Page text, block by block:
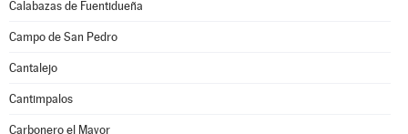
Calabazas de Fuentidueña
Campo de San Pedro
Cantalejo
Cantimpalos
Carbonero el Mayor